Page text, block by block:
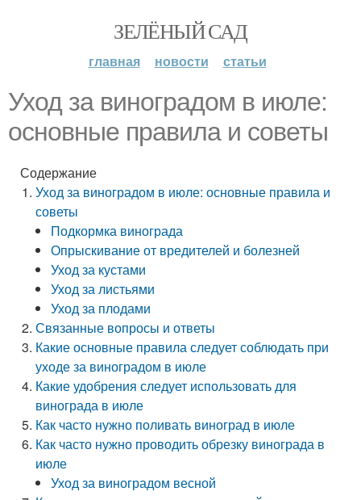
ЗЕЛЁНЫЙ САД
главная новости статьи
Уход за виноградом в июле:
основные правила и советы
Содержание
Уход за виноградом в июле: основные правила и
советы
Подкормка винограда
Опрыскивание от вредителей и болезней
Уход за кустами
Уход за листьями
Уход за плодами
Связанные вопросы и ответы
Какие основные правила следует соблюдать при
уходе за виноградом в июле
Какие удобрения следует использовать для
винограда в июле
Как часто нужно поливать виноград в июле
Как часто нужно проводить обрезку винограда в
июле
Уход за виноградом весной